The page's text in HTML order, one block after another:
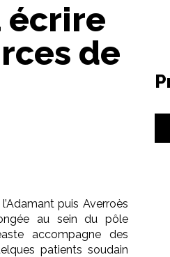
écrire
de
puis Averroès
au sein du pôle
accompagne des
patients soudain